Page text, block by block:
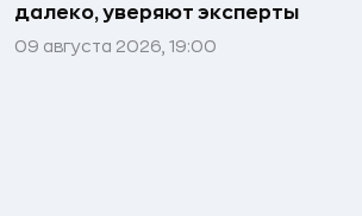
далеко, уверяют эксперты
09 августа 2026, 19:00